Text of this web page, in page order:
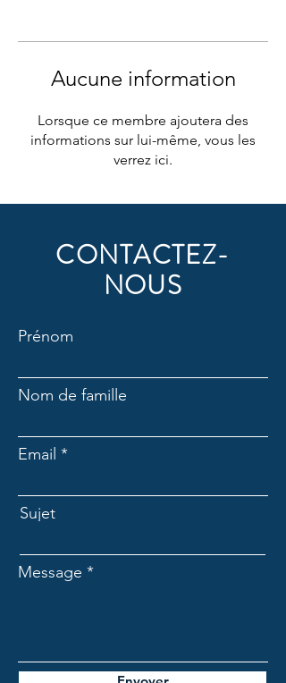
Aucune information
Lorsque ce membre ajoutera des
informations sur lui-même, vous les
verrez ici.
CONTACTEZ-
NOUS
Prénom
Nom de famille
Email
Sujet
Message